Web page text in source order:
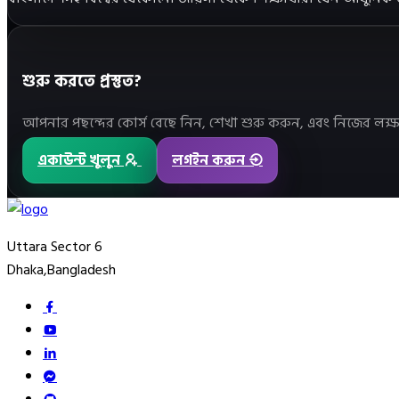
শুরু করতে প্রস্তুত?
আপনার পছন্দের কোর্স বেছে নিন, শেখা শুরু করুন, এবং নিজের
একাউন্ট খুলুন
লগইন করুন
Uttara Sector 6
Dhaka,Bangladesh